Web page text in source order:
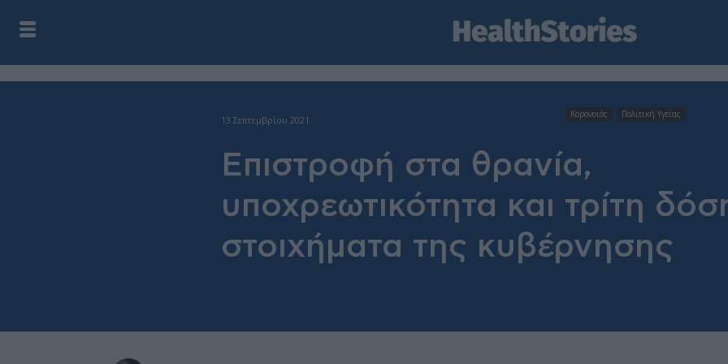
13 Σεπτεμβρίου 2021
Κορονοιός Πολιτική Υγείας
Επιστροφή στα θρανία,
υποχρεωτικότητα και τρίτη
στοιχήματα της κυβέρνησης